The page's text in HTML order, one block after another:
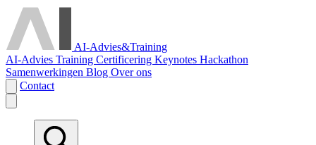
AI-Advies&Training
AI-Advies Training Certificering Keynotes Hackathon
Samenwerkingen Blog Over ons
Contact